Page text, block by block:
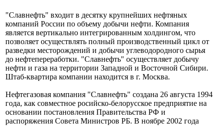
"Славнефть" входит в десятку крупнейших нефтяных
компаний России по объему добычи нефти. Компания
является вертикально интегрированным холдингом, что
позволяет осуществлять полный производственный цикл от
разведки месторождений и добычи углеводородного сырья
до нефтепереработки. "Славнефть" осуществляет добычу
нефти и газа на территории Западной и Восточной Сибири.
Штаб-квартира компании находится в г. Москва.
Нефтегазовая компания "Славнефть" создана 26 августа 1994
года, как совместное росийско-белорусское предприятие на
основании постановления Правительства РФ и
распоряжения Совета Министров РБ. В ноябре 2002 года